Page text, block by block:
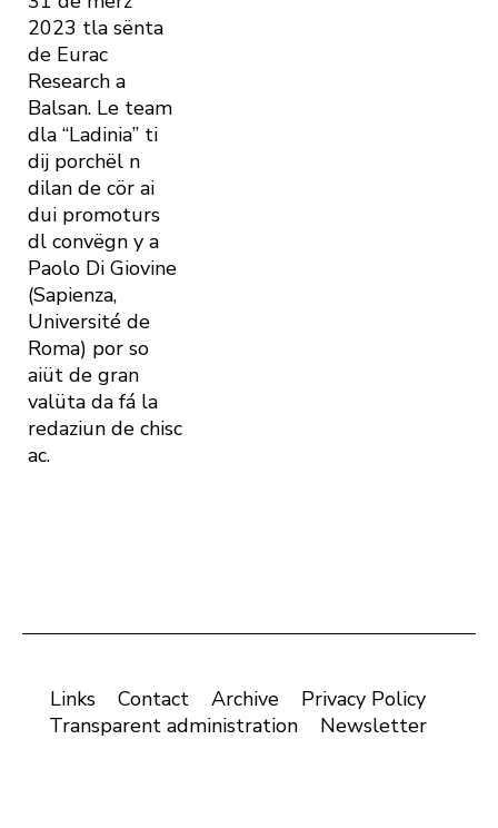
2023 tla sënta
de Eurac
Research a
Balsan. Le team
dla “Ladinia” ti
dij porchël n
dilan de cör ai
dui promoturs
dl convëgn y a
Paolo Di Giovine
(Sapienza,
Université de
Roma) por so
aiüt de gran
valüta da fá la
redaziun de chisc
ac.
Links Contact Archive
Privacy Policy
Transparent administration
Newsletter